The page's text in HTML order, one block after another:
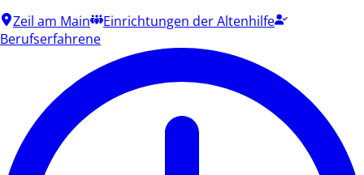
Zeil am Main
Einrichtungen der Altenhilfe
Berufserfahrene